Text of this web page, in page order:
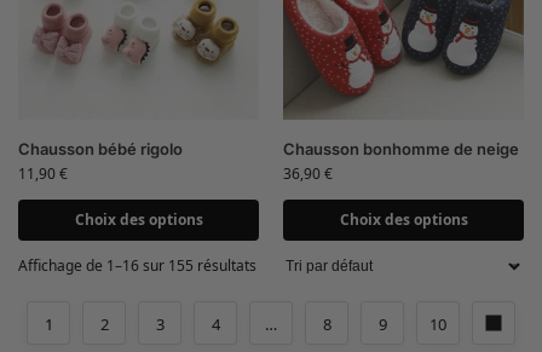
Chausson bébé rigolo
11,90€
Choix des options
Chausson bonhomme de neige
36,90€
Choix des options
Affichage de 1–16 sur 155 résultats
1 2 3 4 … 8 9 10